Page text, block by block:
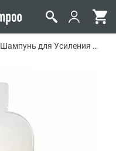
Шампунь для Усиления Завитка Davines Love Curl Enhancing Shampoo